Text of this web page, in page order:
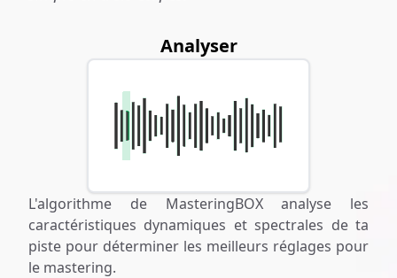
Analyser
L'algorithme de MasteringBOX analyse les
caractéristiques dynamiques et spectrales de ta
piste pour déterminer les meilleurs réglages pour
le mastering.